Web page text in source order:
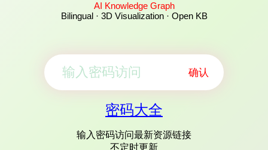
AI Knowledge Graph
Bilingual · 3D Visualization · Open KB
确认
密码大全
输入密码访问最新资源链接
不定时更新